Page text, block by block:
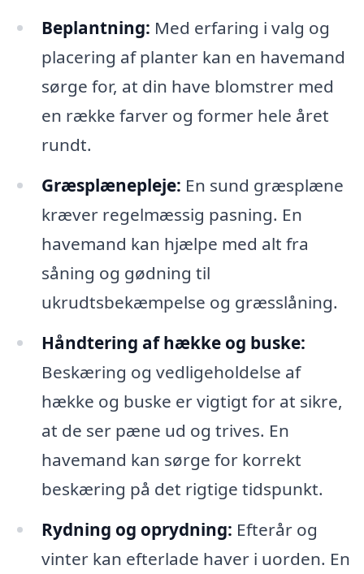
Beplantning: Med erfaring i valg og
placering af planter kan en havemand
sørge for, at din have blomstrer med
en række farver og former hele året
rundt.
Græsplænepleje: En sund græsplæne
kræver regelmæssig pasning. En
havemand kan hjælpe med alt fra
såning og gødning til
ukrudtsbekæmpelse og græsslåning.
Håndtering af hække og buske:
Beskæring og vedligeholdelse af
hække og buske er vigtigt for at sikre,
at de ser pæne ud og trives. En
havemand kan sørge for korrekt
beskæring på det rigtige tidspunkt.
Rydning og oprydning: Efterår og
vinter kan efterlade haver i uorden. En